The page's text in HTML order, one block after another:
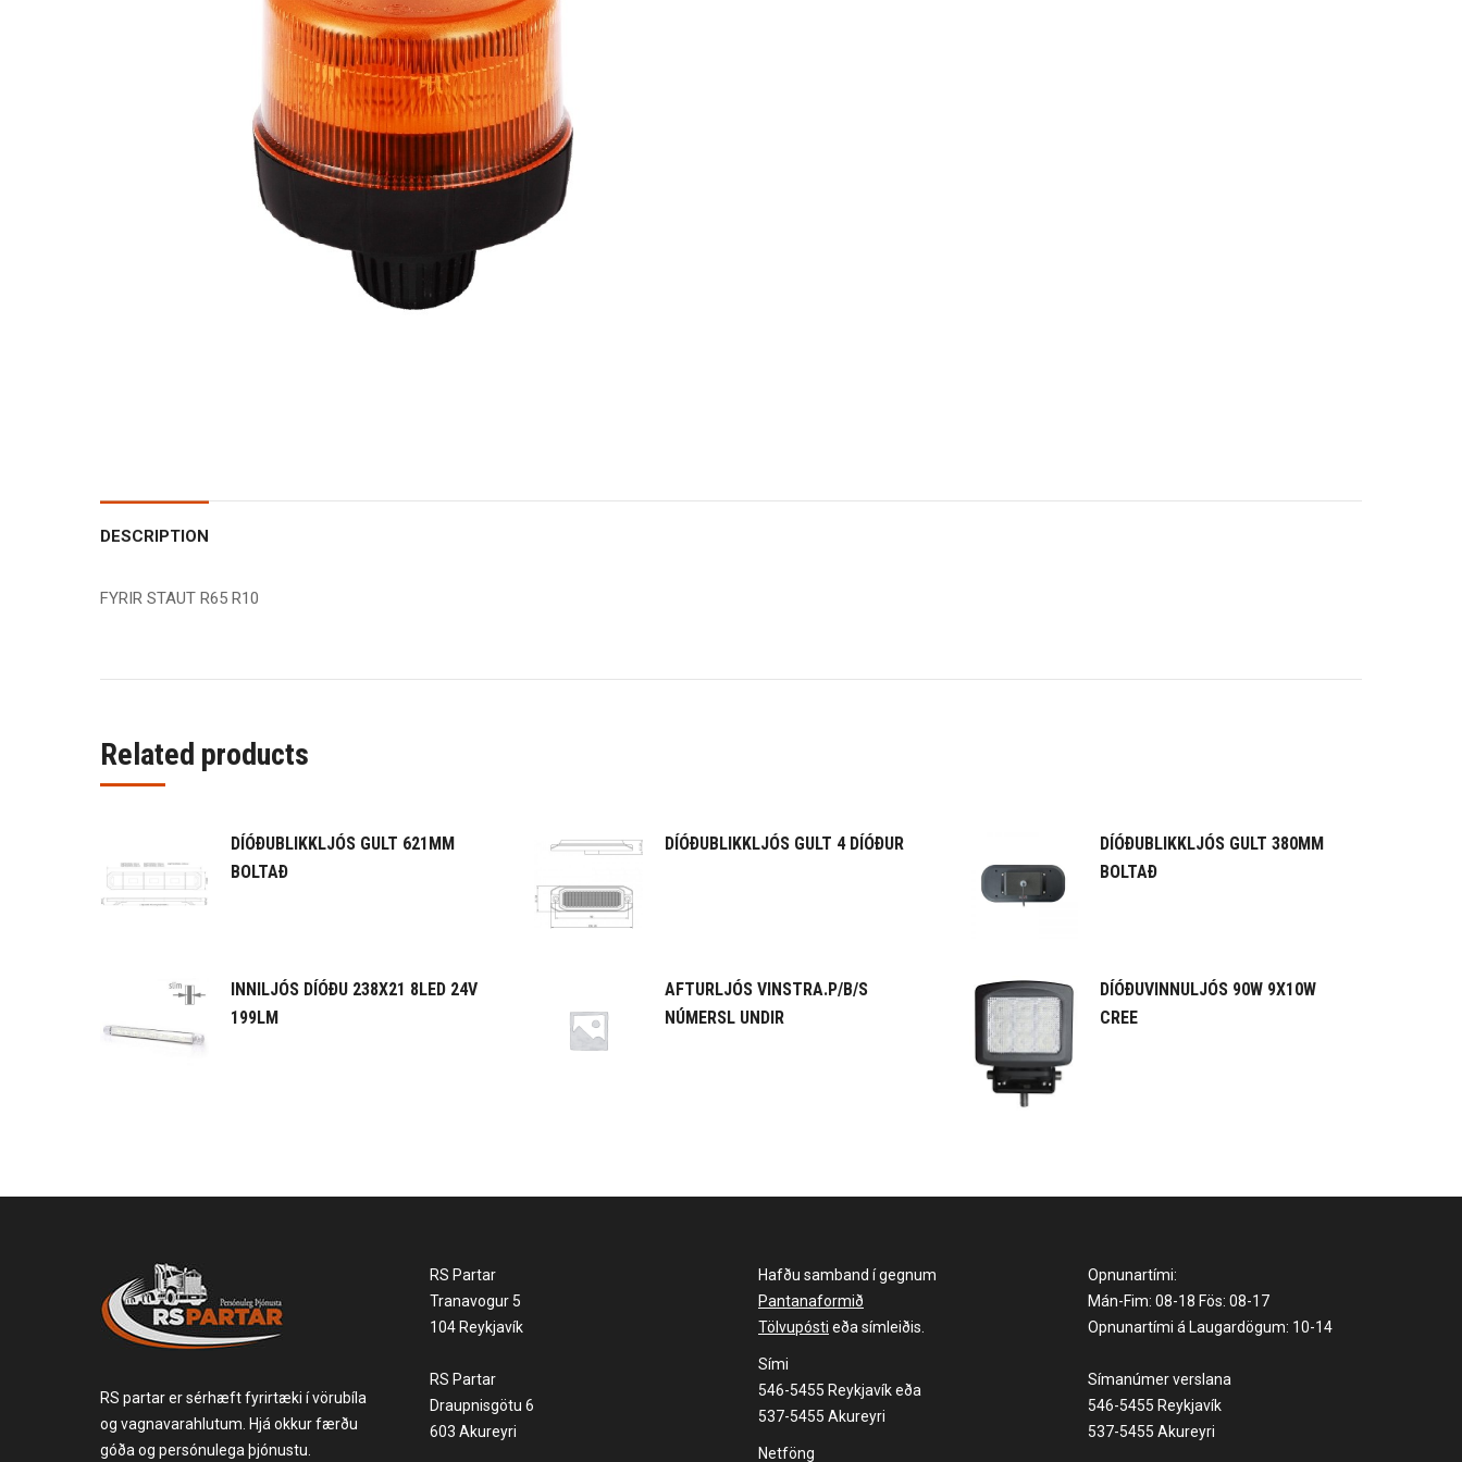
DESCRIPTION
FYRIR STAUT R65 R10
Related products
DÍÓÐUBLIKKLJÓS GULT 621MM
BOLTAÐ
DÍÓÐUBLIKKLJÓS GULT 4 DÍÓÐUR
DÍÓÐUBLIKKLJÓS GULT 380MM
BOLTAÐ
INNILJÓS DÍÓÐU 238X21 8LED 24V
199LM
AFTURLJÓS VINSTRA.P/B/S
NÚMERSL UNDIR
DÍÓÐUVINNULJÓS 90W 9X10W
CREE
RS partar er sérhæft fyrirtæki í vörubíla
og vagnavarahlutum. Hjá okkur færðu
góða og persónulega þjónustu.
RS Partar
Tranavogur 5
104 Reykjavík
RS Partar
Draupnisgötu 6
603 Akureyri
Hafðu samband í gegnum
Pantanaformið
Tölvupósti eða símleiðis.
Sími
546-5455 Reykjavík eða
537-5455 Akureyri
Netföng
Opnunartími:
Mán-Fim: 08-18 Fös: 08-17
Opnunartími á Laugardögum: 10-14
Símanúmer verslana
546-5455 Reykjavík
537-5455 Akureyri